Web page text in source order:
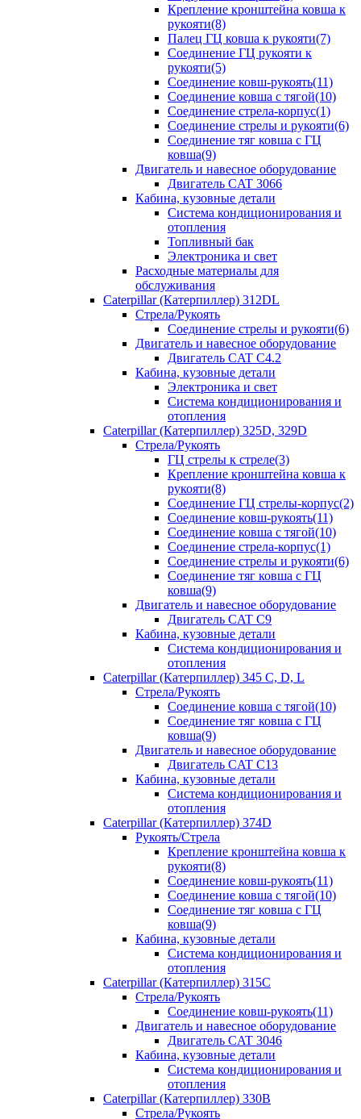
Крепление кронштейна ковша к
рукояти(8)
Палец ГЦ ковша к рукояти(7)
Соединение ГЦ рукояти к
рукояти(5)
Соединение ковш-рукоять(11)
Соединение ковша с тягой(10)
Соединение стрела-корпус(1)
Соединение стрелы и рукояти(6)
Соединение тяг ковша с ГЦ
ковша(9)
Двигатель и навесное оборудование
Двигатель CAT 3066
Кабина, кузовные детали
Система кондиционирования и
отопления
Топливный бак
Электроника и свет
Расходные материалы для
обслуживания
Caterpillar (Катерпиллер) 312DL
Стрела/Рукоять
Соединение стрелы и рукояти(6)
Двигатель и навесное оборудование
Двигатель CAT С4.2
Кабина, кузовные детали
Электроника и свет
Система кондиционирования и
отопления
Caterpillar (Катерпиллер) 325D, 329D
Стрела/Рукоять
ГЦ стрелы к стреле(3)
Крепление кронштейна ковша к
рукояти(8)
Соединение ГЦ стрелы-корпус(2)
Соединение ковш-рукоять(11)
Соединение ковша с тягой(10)
Соединение стрела-корпус(1)
Соединение стрелы и рукояти(6)
Соединение тяг ковша с ГЦ
ковша(9)
Двигатель и навесное оборудование
Двигатель CAT C9
Кабина, кузовные детали
Система кондиционирования и
отопления
Caterpillar (Катерпиллер) 345 C, D, L
Стрела/Рукоять
Соединение ковша с тягой(10)
Соединение тяг ковша с ГЦ
ковша(9)
Двигатель и навесное оборудование
Двигатель CAT C13
Кабина, кузовные детали
Система кондиционирования и
отопления
Caterpillar (Катерпиллер) 374D
Рукоять/Стрела
Крепление кронштейна ковша к
рукояти(8)
Соединение ковш-рукоять(11)
Соединение ковша с тягой(10)
Соединение тяг ковша с ГЦ
ковша(9)
Кабина, кузовные детали
Система кондиционирования и
отопления
Caterpillar (Катерпиллер) 315C
Стрела/Рукоять
Соединение ковш-рукоять(11)
Двигатель и навесное оборудование
Двигатель CAT 3046
Кабина, кузовные детали
Система кондиционирования и
отопления
Caterpillar (Катерпиллер) 330B
Стрела/Рукоять